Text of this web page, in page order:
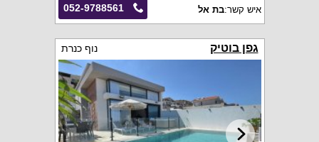
052-9788561 איש קשר:בת אל
גפן בוטיק נוף כנרת